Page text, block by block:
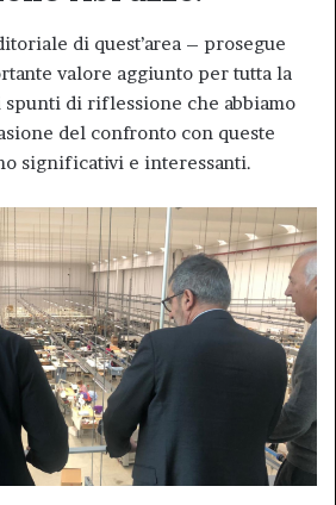
di quest’area – prosegue
valore aggiunto per tutta la
di riflessione che abbiamo
del confronto con queste
significativi e interessanti.